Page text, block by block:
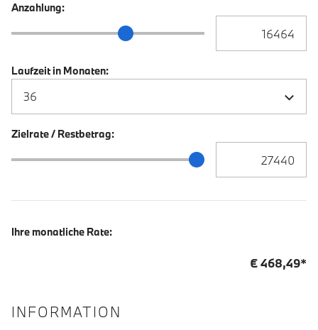
Anzahlung:
Anzahlung Schieberegler
Laufzeit in Monaten:
Zielrate / Restbetrag:
Zielrate / Restbetrag Schieberegler
Ihre monatliche Rate:
€468,49*
INFORMATION